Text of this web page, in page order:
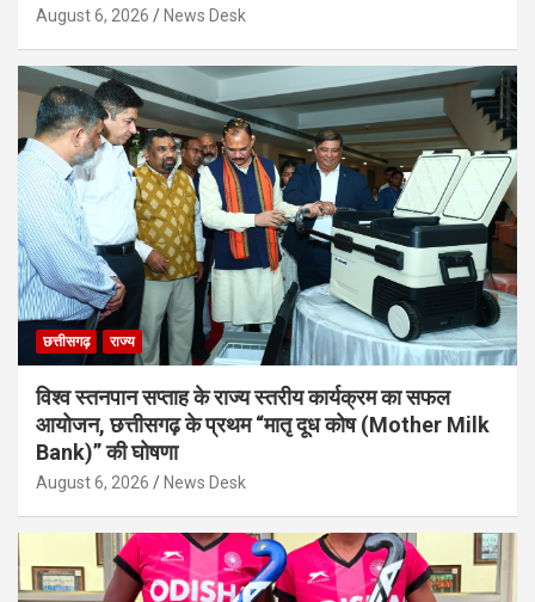
August 6, 2026 News Desk
छत्तीसगढ़ राज्य
विश्व स्तनपान सप्ताह के राज्य स्तरीय कार्यक्रम का सफल
आयोजन, छत्तीसगढ़ के प्रथम “मातृ दूध कोष (Mother Milk
Bank)” की घोषणा
August 6, 2026 News Desk